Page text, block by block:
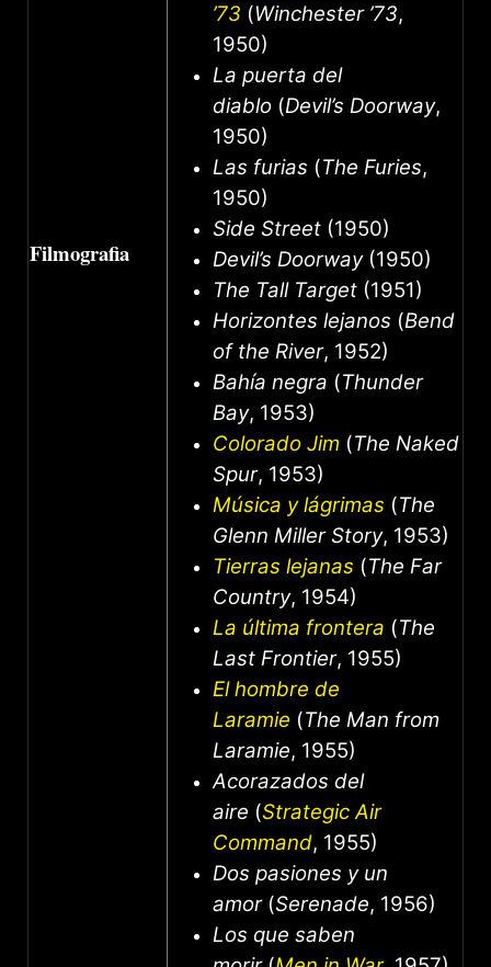
Filmografia
’73 (Winchester ’73,
1950)
La puerta del
diablo (Devil’s Doorway,
1950)
Las furias (The Furies,
1950)
Side Street (1950)
Devil’s Doorway(1950)
The Tall Target (1951)
Horizontes lejanos (Bend
of the River, 1952)
Bahía negra (Thunder
Bay, 1953)
Colorado Jim (The Naked
Spur, 1953)
Música y lágrimas (The
Glenn Miller Story, 1953)
Tierras lejanas (The Far
Country, 1954)
La última frontera (The
Last Frontier, 1955)
El hombre de
Laramie (The Man from
Laramie, 1955)
Acorazados del
aire (Strategic Air
Command, 1955)
Dos pasiones y un
amor(Serenade, 1956)
Los que saben